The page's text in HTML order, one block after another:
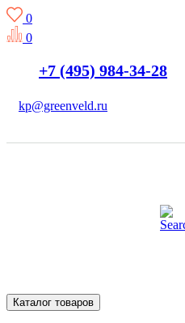
0
0
+7 (495) 984-34-28
kp@greenveld.ru
Каталог товаров